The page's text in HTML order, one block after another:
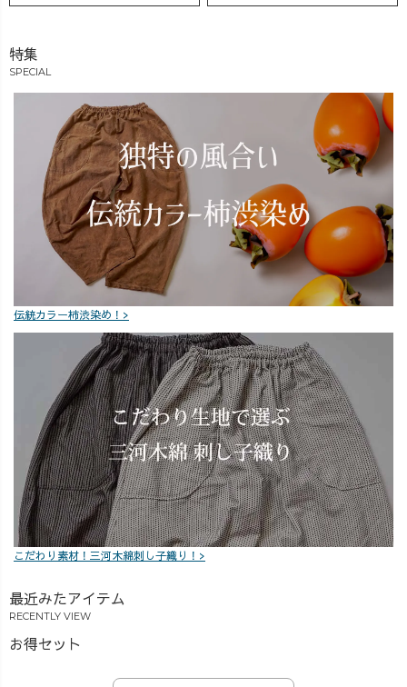
特集
SPECIAL
伝統カラー柿渋染め！>
こだわり素材！三河木綿刺し子織り！>
最近みたアイテム
RECENTLY VIEW
お得セット